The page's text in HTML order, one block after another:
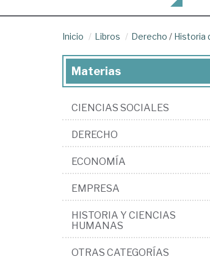
Inicio Libros Derecho / Historia
Materias
CIENCIAS SOCIALES
DERECHO
ECONOMÍA
EMPRESA
HISTORIA Y CIENCIAS
HUMANAS
OTRAS CATEGORÍAS